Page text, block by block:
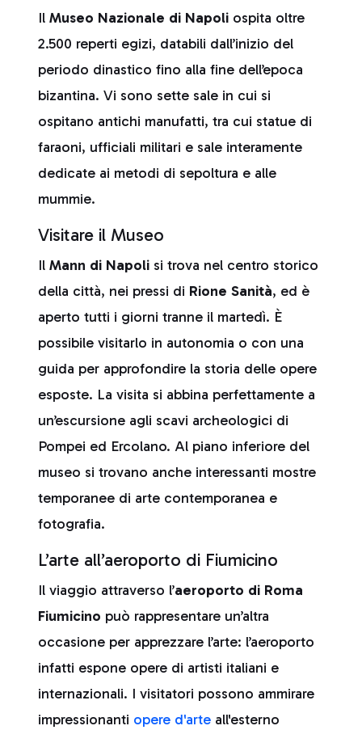
Il Museo Nazionale di Napoli ospita oltre
2.500 reperti egizi, databili dall’inizio del
periodo dinastico fino alla fine dell’epoca
bizantina. Vi sono sette sale in cui si
ospitano antichi manufatti, tra cui statue di
faraoni, ufficiali militari e sale interamente
dedicate ai metodi di sepoltura e alle
mummie.
Visitare il Museo
Il Mann di Napoli si trova nel centro storico
della città, nei pressi di Rione Sanità, ed è
aperto tutti i giorni tranne il martedì. È
possibile visitarlo in autonomia o con una
guida per approfondire la storia delle opere
esposte. La visita si abbina perfettamente a
un’escursione agli scavi archeologici di
Pompei ed Ercolano. Al piano inferiore del
museo si trovano anche interessanti mostre
temporanee di arte contemporanea e
fotografia.
L’arte all’aeroporto di Fiumicino
Il viaggio attraverso l’aeroporto di Roma
Fiumicino può rappresentare un’altra
occasione per apprezzare l’arte: l’aeroporto
infatti espone opere di artisti italiani e
internazionali. I visitatori possono ammirare
impressionanti opere d'arte all'esterno